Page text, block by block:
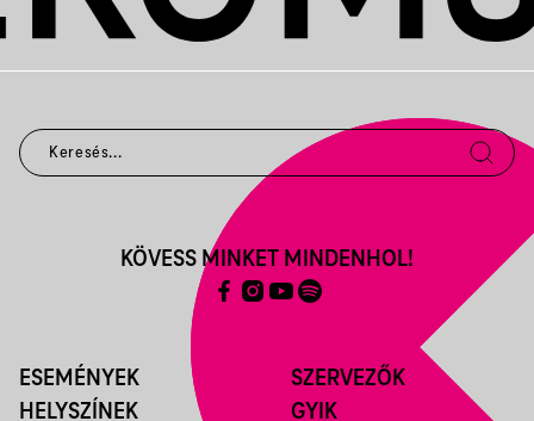
ESEMÉNYEK
HELYSZÍNEK
SZERVEZŐK
GYIK
KÖVESS MINKET MINDENHOL!